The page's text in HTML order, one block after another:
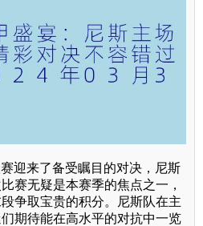
迎来了备受瞩目的对决，尼斯
赛无疑是本赛季的焦点之一，
争取宝贵的积分。尼斯队在主
期待能在高水平的对抗中一览